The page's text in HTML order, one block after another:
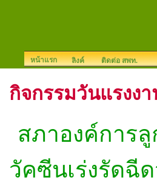
หน้าแรก ลิงค์ ติดต่อ สพท.
กิจกรรมวันแรงง
สภาองค์การ
วัคซีนเร่งรัดฉี